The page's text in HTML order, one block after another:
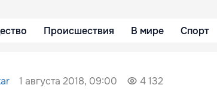
Происшествия В мире Спорт
1 августа 2018, 09:00 4 132